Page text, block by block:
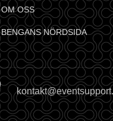
OM OSS
BENGANS NÖRDSIDA